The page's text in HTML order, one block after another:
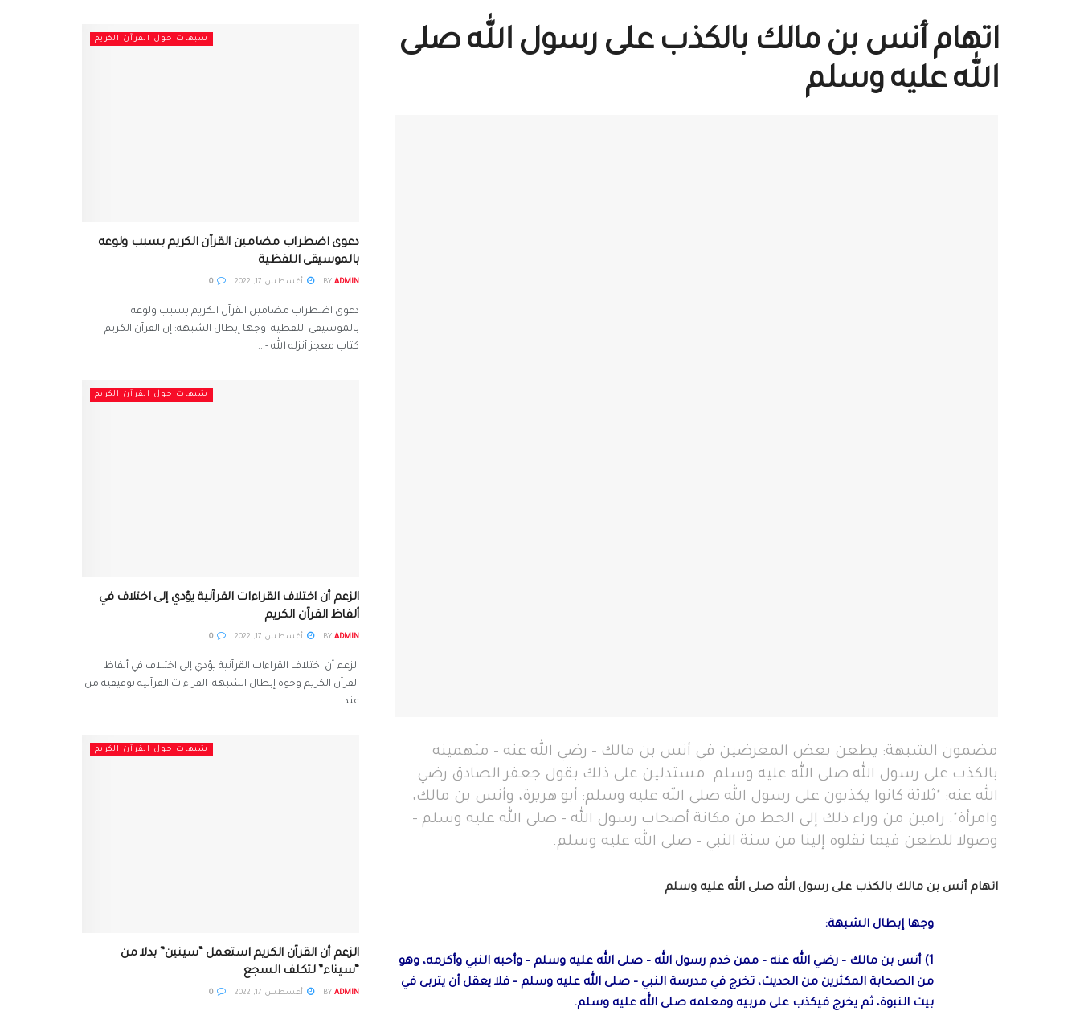
اتهام أنس بن مالك بالكذب على رسول الله صلى
الله عليه وسلم
مضمون الشبهة: يطعن بعض المغرضين في أنس بن مالك - رضي الله عنه - متهمينه
بالكذب على رسول الله صلى الله عليه وسلم. مستدلين على ذلك بقول جعفر الصادق رضي
الله عنه: "ثلاثة كانوا يكذبون على رسول الله صلى الله عليه وسلم: أبو هريرة، وأنس بن مالك،
وامرأة". رامين من وراء ذلك إلى الحط من مكانة أصحاب رسول الله - صلى الله عليه وسلم -
وصولا للطعن فيما نقلوه إلينا من سنة النبي - صلى الله عليه وسلم.
اتهام أنس بن مالك بالكذب على رسول الله صلى الله عليه وسلم
وجها إبطال الشبهة:
1) أنس بن مالك – رضي الله عنه – ممن خدم رسول الله – صلى الله عليه وسلم – وأحبه النبي وأكرمه، وهو
من الصحابة المكثرين من الحديث، تخرج في مدرسة النبي – صلى الله عليه وسلم – فلا يعقل أن يتربى في
بيت النبوة، ثم يخرج فيكذب على مربيه ومعلمه صلى الله عليه وسلم.
شبهات حول القرآن الكريم
دعوى اضطراب مضامين القرآن الكريم بسبب ولوعه
بالموسيقى اللفظية
BY ADMIN أغسطس 17, 2022 0
دعوى اضطراب مضامين القرآن الكريم بسبب ولوعه
بالموسيقى اللفظية وجها إبطال الشبهة: إن القرآن الكريم
كتاب معجز أنزله الله -...
شبهات حول القرآن الكريم
الزعم أن اختلاف القراءات القرآنية يؤدي إلى اختلاف في
ألفاظ القرآن الكريم
BY ADMIN أغسطس 17, 2022 0
الزعم أن اختلاف القراءات القرآنية يؤدي إلى اختلاف في ألفاظ
القرآن الكريم وجوه إبطال الشبهة: القراءات القرآنية توقيفية من
عند...
شبهات حول القرآن الكريم
الزعم أن القرآن الكريم استعمل “سينين” بدلا من
“سيناء” لتكلف السجع
BY ADMIN أغسطس 17, 2022 0